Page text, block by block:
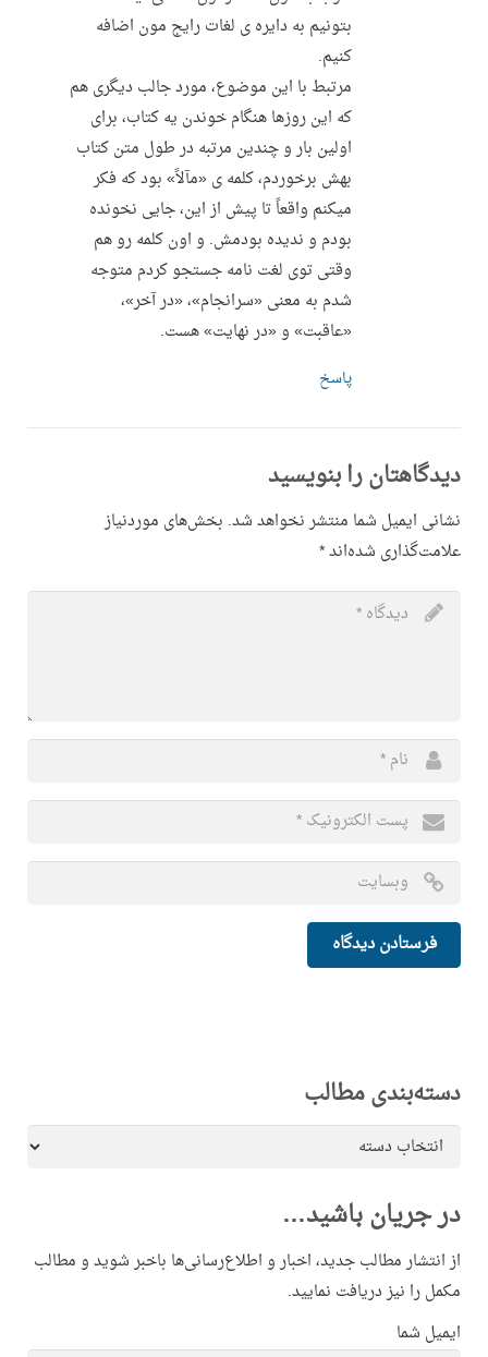
بتونیم به دایره ی لغات رایج مون اضافه
کنیم.
مرتبط با این موضوع، مورد جالب دیگری هم
که این روزها هنگام خوندن یه کتاب، برای
اولین بار و چندین مرتبه در طول متن کتاب
بهش برخوردم، کلمه ی «مآلاً» بود که فکر
میکنم واقعاً تا پیش از این، جایی نخونده
بودم و ندیده بودمش. و اون کلمه رو هم
وقتی توی لغت نامه جستجو کردم متوجه
شدم به معنی «سرانجام»، «در آخر»،
«عاقبت» و «در نهایت» هست.
پاسخ
دیدگاهتان را بنویسید
نشانی ایمیل شما منتشر نخواهد شد. بخش‌های موردنیاز
علامت‌گذاری شده‌اند*
دسته‌بندی مطالب
دسته‌بندی
در جریان باشید…
از انتشار مطالب جدید، اخبار و اطلاع‌رسانی‌ها باخبر شوید و مطالب
مکمل را نیز دریافت نمایید.
ایمیل شما